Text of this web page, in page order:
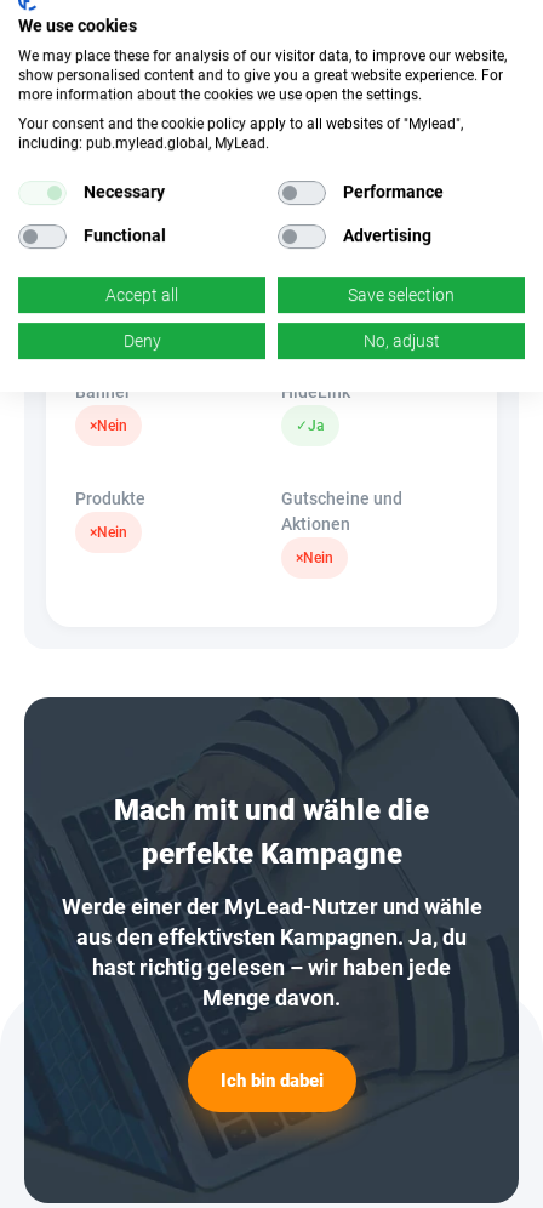
Attribute
||Geräte||
Mobile Geräte
Desktop Tablet
Unerlaubter
k.A.
k.A.
×Nein
Banner
×Nein
HideLink
✓Ja
Produkte
×Nein
Gutscheine und
Aktionen
×Nein
Mach mit und wähle die
perfekte Kampagne
Werde einer der MyLead-Nutzer und wähle
aus den effektivsten Kampagnen. Ja, du
hast richtig gelesen – wir haben jede
Menge davon.
Ich bin dabei
We use cookies
We may place these for analysis of our visitor data, to improve our website,
show personalised content and to give you a great website experience. For
more information about the cookies we use open the settings.
Your consent and the cookie policy apply to all websites of "Mylead",
including: pub.mylead.global, MyLead.
Necessary Performance
Functional Advertising
Accept all Save selection
Deny No, adjust